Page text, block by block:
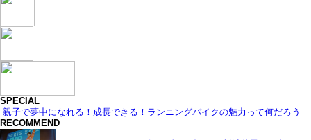
SPECIAL
親子で夢中になれる！成長できる！ランニングバイクの魅力って何だろう
RECOMMEND